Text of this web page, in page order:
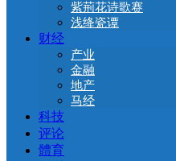
紫荊花诗歌赛
浅绛瓷谭
财经
产业
金融
地产
马经
科技
评论
體育